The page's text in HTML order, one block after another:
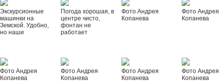
Экскурсионные
машинки на
Земской. Удобно,
но наши
Погода хорошая, в
центре чисто,
фонтан не
работает
Фото Андрея
Копанева
Фото Андрея
Копанева
Фото Андрея
Копанева
Фото Андрея
Копанева
Фото Андрея
Копанева
Фото Андрея
Копанева